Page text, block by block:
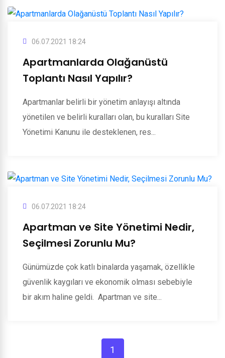
06.07.2021 18:24
Apartmanlarda Olağanüstü
Toplantı Nasıl Yapılır?
Apartmanlar belirli bir yönetim anlayışı altında
yönetilen ve belirli kuralları olan, bu kuralları Site
Yönetimi Kanunu ile desteklenen, res...
06.07.2021 18:24
Apartman ve Site Yönetimi Nedir,
Seçilmesi Zorunlu Mu?
Günümüzde çok katlı binalarda yaşamak, özellikle
güvenlik kaygıları ve ekonomik olması sebebiyle
bir akım haline geldi. Apartman ve site...
1